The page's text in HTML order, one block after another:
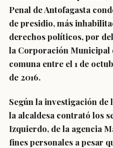
Penal de Antofagasta
de presidio, más
derechos políticos, por
la Corporación Municipal
comuna entre el 1 de
de 2016.
Según la investigación de
la alcaldesa contrató los
Izquierdo, de la agencia
fines personales a pesar